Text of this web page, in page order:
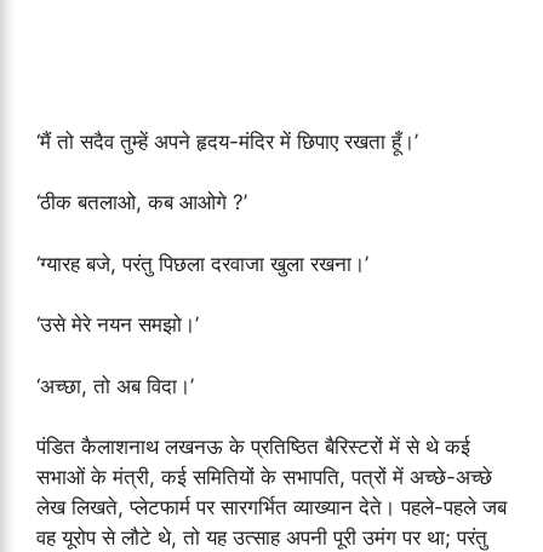
‘मैं तो सदैव तुम्हें अपने हृदय-मंदिर में छिपाए रखता हूँ।’
‘ठीक बतलाओ, कब आओगे ?’
‘ग्यारह बजे, परंतु पिछला दरवाजा खुला रखना।’
‘उसे मेरे नयन समझो।’
‘अच्छा, तो अब विदा।’
पंडित कैलाशनाथ लखनऊ के प्रतिष्ठित बैरिस्टरों में से थे कई
सभाओं के मंत्री, कई समितियों के सभापति, पत्रों में अच्छे-अच्छे
लेख लिखते, प्लेटफार्म पर सारगर्भित व्याख्यान देते। पहले-पहले जब
वह यूरोप से लौटे थे, तो यह उत्साह अपनी पूरी उमंग पर था; परंतु